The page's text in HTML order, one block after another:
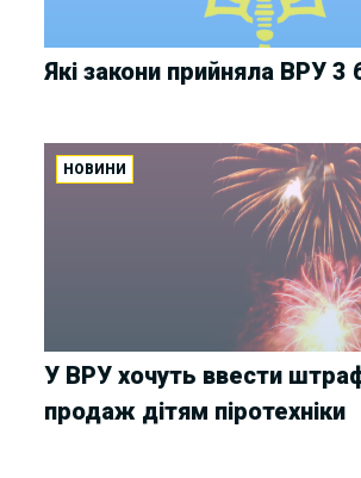
Які закони прийняла ВРУ 3
НОВИНИ
У ВРУ хочуть ввести
продаж дітям піротехніки